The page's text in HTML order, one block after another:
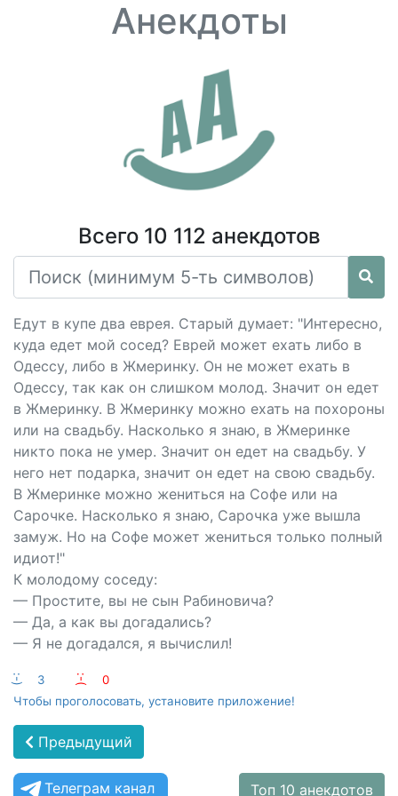
Анекдоты
Всего 10 112 анекдотов
Едут в купе два еврея. Старый думает: "Интересно,
куда едет мой сосед? Еврей может ехать либо в
Одессу, либо в Жмеринку. Он не может ехать в
Одессу, так как он слишком молод. Значит он едет
в Жмеринку. В Жмеринку можно ехать на похороны
или на свадьбу. Насколько я знаю, в Жмеринке
никто пока не умер. Значит он едет на свадьбу. У
него нет подарка, значит он едет на свою свадьбу.
В Жмеринке можно жениться на Софе или на
Сарочке. Насколько я знаю, Сарочка уже вышла
замуж. Но на Софе может жениться только полный
идиот!"
К молодому соседу:
— Простите, вы не сын Рабиновича?
— Да, а как вы догадались?
— Я не догадался, я вычислил!
:-) 3 :-(
0
Чтобы проголосовать, установите приложение!
Предыдущий
Телеграм канал Топ 10 анекдотов